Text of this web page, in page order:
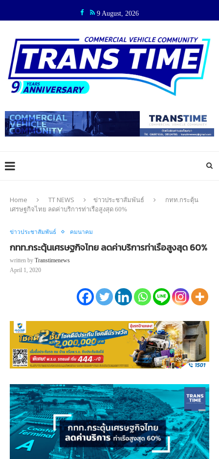
9 August, 2026
Home TT NEWS ข่าวประชาสัมพันธ์
กทท.กระตุ้น
เศรษฐกิจไทย ลดค่าบริการท่าเรือสูงสุด 60%
ข่าวประชาสัมพันธ์ คมนาคม
กทท.กระตุ้นเศรษฐกิจไทย ลดค่าบริการท่าเรือสูงสุด 60%
written by Transtimenews
April 1, 2020